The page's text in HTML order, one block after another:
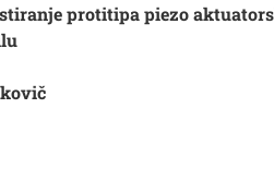
protitipa piezo